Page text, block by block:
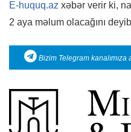
E-huquq.az xəbər verir ki,
2 aya məlum olacağını
Bizim Telegram kanalımıza